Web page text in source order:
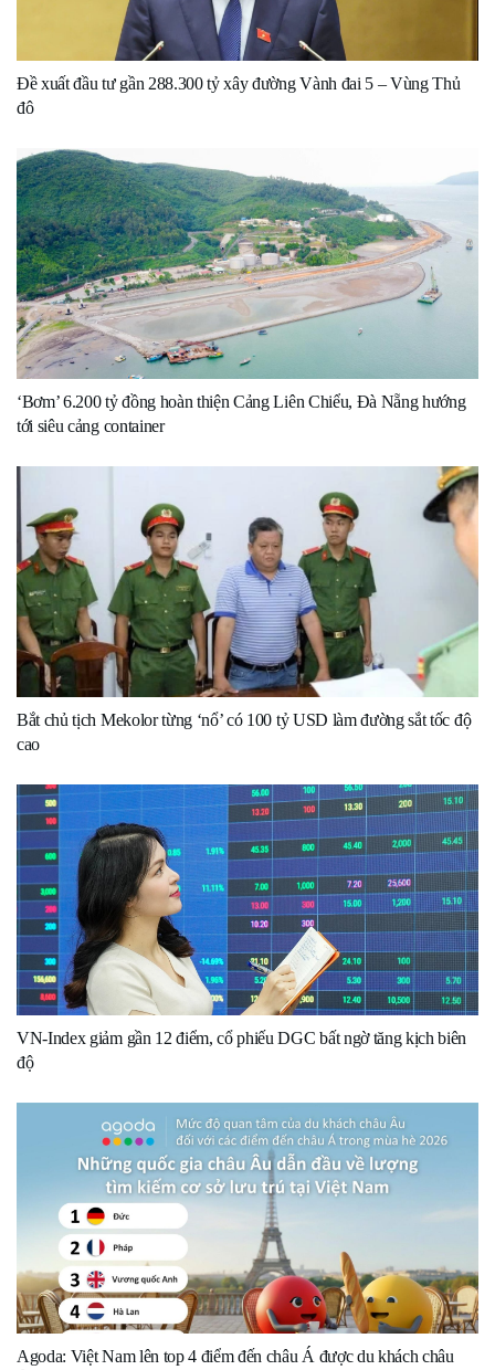
Đề xuất đầu tư gần 288.300 tỷ xây đường Vành đai 5 – Vùng Thủ
đô
‘Bơm’ 6.200 tỷ đồng hoàn thiện Cảng Liên Chiểu, Đà Nẵng hướng
tới siêu cảng container
Bắt chủ tịch Mekolor từng ‘nổ’ có 100 tỷ USD làm đường sắt tốc độ
cao
VN-Index giảm gần 12 điểm, cổ phiếu DGC bất ngờ tăng kịch biên
độ
Agoda: Việt Nam lên top 4 điểm đến châu Á được du khách châu